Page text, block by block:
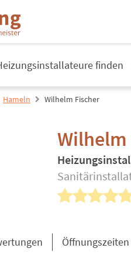
finden
Hameln Wilhelm Fischer
Öffnungszeiten